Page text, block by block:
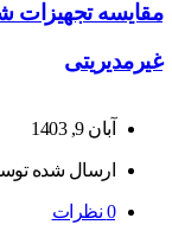
مقایسه تجهیزات
غیرمدیریتی
آبان 9, 1403
ارسال شده
0 نظرات